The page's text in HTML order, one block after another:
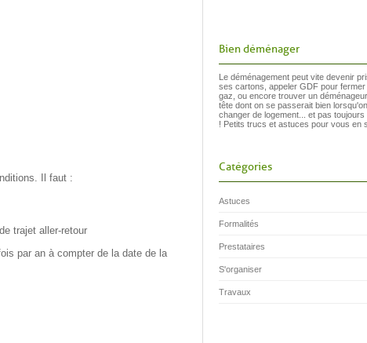
Il faut :
trajet aller-retour
par an à compter de la date de la
Bien déménager
Le déménagement peut vite devenir
ses cartons, appeler GDF pour
gaz, ou encore trouver un
tête dont on se passerait bien
changer de logement... et pas
! Petits trucs et astuces pour vous en
Catégories
Astuces
Formalités
Prestataires
S'organiser
Travaux